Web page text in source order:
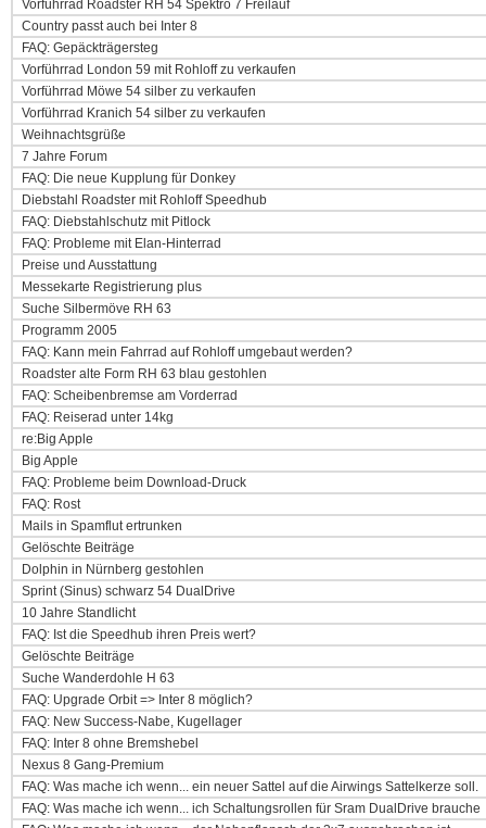
Vorführrad Roadster RH 54 Spektro 7 Freilauf
Country passt auch bei Inter 8
FAQ: Gepäckträgersteg
Vorführrad London 59 mit Rohloff zu verkaufen
Vorführrad Möwe 54 silber zu verkaufen
Vorführrad Kranich 54 silber zu verkaufen
Weihnachtsgrüße
7 Jahre Forum
FAQ: Die neue Kupplung für Donkey
Diebstahl Roadster mit Rohloff Speedhub
FAQ: Diebstahlschutz mit Pitlock
FAQ: Probleme mit Elan-Hinterrad
Preise und Ausstattung
Messekarte Registrierung plus
Suche Silbermöve RH 63
Programm 2005
FAQ: Kann mein Fahrrad auf Rohloff umgebaut werden?
Roadster alte Form RH 63 blau gestohlen
FAQ: Scheibenbremse am Vorderrad
FAQ: Reiserad unter 14kg
re:Big Apple
Big Apple
FAQ: Probleme beim Download-Druck
FAQ: Rost
Mails in Spamflut ertrunken
Gelöschte Beiträge
Dolphin in Nürnberg gestohlen
Sprint (Sinus) schwarz 54 DualDrive
10 Jahre Standlicht
FAQ: Ist die Speedhub ihren Preis wert?
Gelöschte Beiträge
Suche Wanderdohle H 63
FAQ: Upgrade Orbit => Inter 8 möglich?
FAQ: New Success-Nabe, Kugellager
FAQ: Inter 8 ohne Bremshebel
Nexus 8 Gang-Premium
FAQ: Was mache ich wenn... ein neuer Sattel auf die Airwings Sattelkerze soll.
FAQ: Was mache ich wenn... ich Schaltungsrollen für Sram DualDrive brauche